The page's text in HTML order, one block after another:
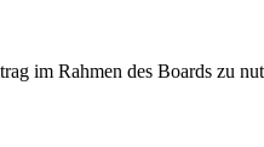
im Rahmen des Boards zu